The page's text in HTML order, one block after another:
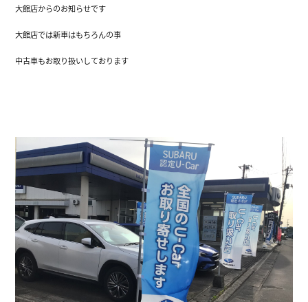
大館店からのお知らせです
大館店では新車はもちろんの事
中古車もお取り扱いしております